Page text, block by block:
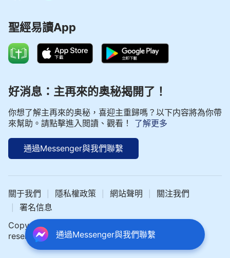
聖經易讀App
好消息：主再來的奥秘揭開了！
你想了解主再來的奥秘，喜迎主重歸嗎？以下内容將為你帶
來幫助。請點擊進入閲讀、觀看！
了解更多
通過Messenger與我們聯繫
關于我們 隱私權政策 網站聲明 關注我們
署名信息
Copyright © 2024 中文聖經網 All rights
reserved.
通過Messenger與我們聯繫